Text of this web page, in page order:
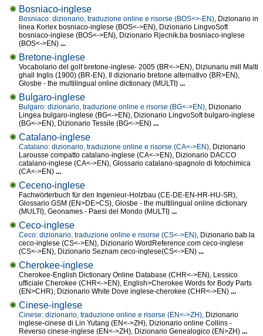
Bosniaco-inglese
Bosniaco: dizionario, traduzione online e risorse (BOS<>-EN), Dizionario in
linea Korlex bosniaco-inglese (BOS<->EN), Dizionario LingvoSoft
bosniaco-inglese (BOS<->EN), Dizionario Rjecnik.ba bosniaco-inglese
(BOS<->EN) ...
Bretone-inglese
Vocabolario del golf bretone-inglese- 2005 (BR<->EN), Diziunariu mill Malti
ghall Inglis (1900) (BR-EN), Il dizionario bretone alternativo (BR>EN),
Glosbe - the multilingual online dictionary (MULTI) ...
Bulgaro-inglese
Bulgaro: dizionario, traduzione online e risorse (BG<->EN), Dizionario
Lingea bulgaro-inglese (BG<->EN), Dizionario LingvoSoft bulgaro-inglese
(BG<->EN), Dizionario Tessile (BG<->EN) ...
Catalano-inglese
Catalano: dizionario, traduzione online e risorse (CA<->EN), Dizionario
Larousse compatto catalano-inglese (CA<->EN), Dizionario DACCO
catalano-inglese (CA<->EN), Glossario catalano-spagnolo di fotochimica
(CA<->EN) ...
Ceceno-inglese
Fachwörterbuch für den Ingenieur-Holzbau (CE-DE-EN-HR-HU-SR),
Glossario GSM (EN>DE>CS), Glosbe - the multilingual online dictionary
(MULTI), Geonames - Paesi del Mondo (MULTI) ...
Ceco-inglese
Ceco: dizionario, traduzione online e risorse (CS<->EN), Dizionario bab.la
ceco-inglese (CS<->EN), Dizionario WordReference.com ceco-inglese
(CS<->EN), Dizionario Seznam ceco-inglese(CS<->EN) ...
Cherokee-inglese
Cherokee-English Dictionary Online Database (CHR<->EN), Lessico
ufficiale Cherokee (CHR<->EN), English>Cherokee Words for Body Parts
(EN>CHR), Dizionario White Dove inglese-cherokee (CHR<->EN) ...
Cinese-inglese
Cinese: dizionario, traduzione online e risorse (EN<->ZH), Dizionario
inglese-cinese di Lin Yutang (EN<->ZH), Dizionario online Collins -
Reverso cinese-inglese (EN<->ZH), Dizionario Genealogico (EN>ZH) ...